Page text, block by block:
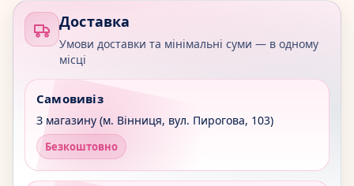
Доставка
Умови доставки та мінімальні суми — в одному
місці
Самовивіз
З магазину (м. Вінниця, вул. Пирогова, 103)
Безкоштовно